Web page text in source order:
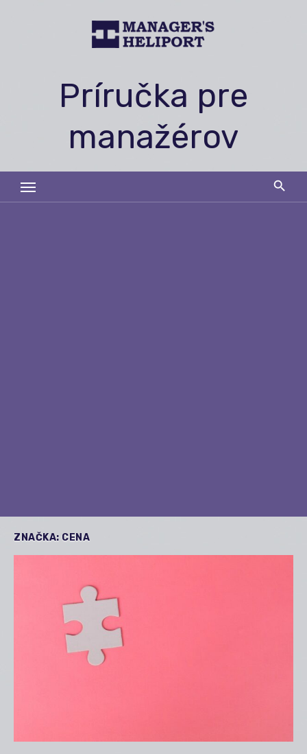
Príručka pre
manažérov
ZNAČKA: CENA